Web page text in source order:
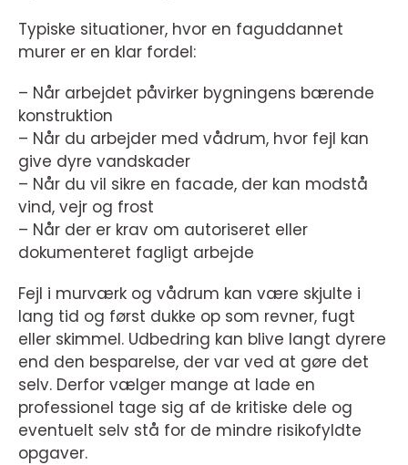
Typiske situationer, hvor en faguddannet
murer er en klar fordel:
– Når arbejdet påvirker bygningens bærende
konstruktion
– Når du arbejder med vådrum, hvor fejl kan
give dyre vandskader
– Når du vil sikre en facade, der kan modstå
vind, vejr og frost
– Når der er krav om autoriseret eller
dokumenteret fagligt arbejde
Fejl i murværk og vådrum kan være skjulte i
lang tid og først dukke op som revner, fugt
eller skimmel. Udbedring kan blive langt dyrere
end den besparelse, der var ved at gøre det
selv. Derfor vælger mange at lade en
professionel tage sig af de kritiske dele og
eventuelt selv stå for de mindre risikofyldte
opgaver.